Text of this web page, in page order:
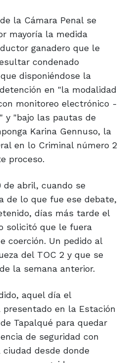
la Cámara Penal se
mayoría la medida
ganadero que le
condenado
disponiéndose la
en "la modalidad
monitoreo electrónico -
y "bajo las pautas de
Karina Gennuso, la
en lo Criminal número 2
proceso.
de abril, cuando se
de lo que fue ese debate,
días más tarde el
solicitó que le fuera
coerción. Un pedido al
del TOC 2 y que se
la semana anterior.
aquel día el
presentado en la Estación
Tapalqué para quedar
de seguridad con
desde donde